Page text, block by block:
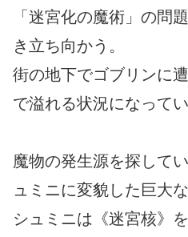
「迷宮化の魔術」の問
き立ち向かう。
街の地下でゴブリンに
で溢れる状況になってい
魔物の発生源を探して
ュミニに変貌した巨大
シュミニは《迷宮核》